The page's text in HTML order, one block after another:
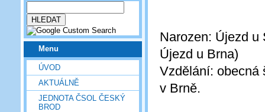
Menu
ÚVOD
AKTUÁLNĚ
JEDNOTA ČSOL ČESKÝ
BROD
Narozen: Újezd u
Újezd u Brna)
Vzdělání: obecná
v Brně.